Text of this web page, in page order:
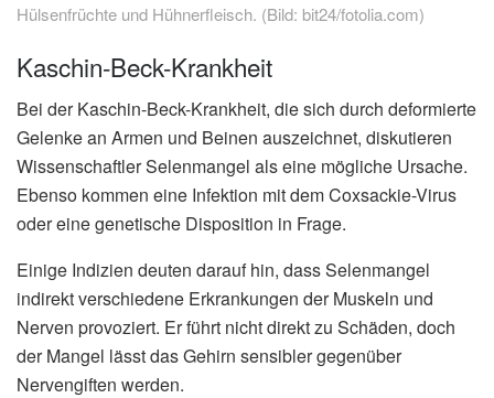
Hülsenfrüchte und Hühnerfleisch. (Bild: bit24/fotolia.com)
Kaschin-Beck-Krankheit
Bei der Kaschin-Beck-Krankheit, die sich durch deformierte
Gelenke an Armen und Beinen auszeichnet, diskutieren
Wissenschaftler Selenmangel als eine mögliche Ursache.
Ebenso kommen eine Infektion mit dem Coxsackie-Virus
oder eine genetische Disposition in Frage.
Einige Indizien deuten darauf hin, dass Selenmangel
indirekt verschiedene Erkrankungen der Muskeln und
Nerven provoziert. Er führt nicht direkt zu Schäden, doch
der Mangel lässt das Gehirn sensibler gegenüber
Nervengiften werden.